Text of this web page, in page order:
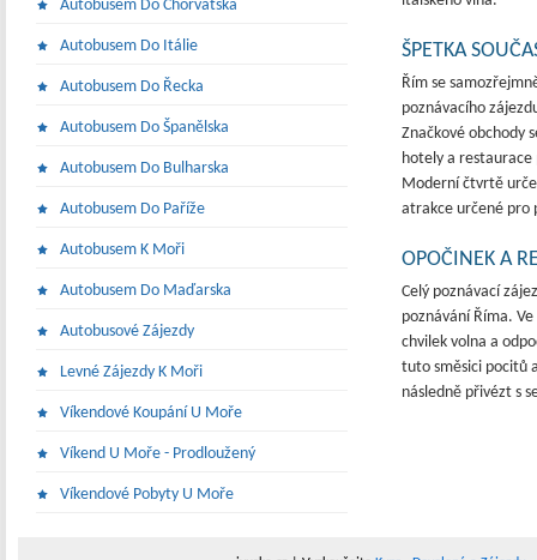
Autobusem Do Chorvatska
Autobusem Do Itálie
Autobusem Do Řecka
Autobusem Do Španělska
Autobusem Do Bulharska
Autobusem Do Paříže
Autobusem K Moři
Autobusem Do Maďarska
Autobusové Zájezdy
Levné Zájezdy K Moři
Víkendové Koupání U Moře
Víkend U Moře - Prodloužený
Víkendové Pobyty U Moře
ŠPETKA
Řím se
poznávacího
Značkové obchody
hotely a restaurace
Moderní čtvrtě
atrakce určené pro
OPOČINEK A
Celý poznávací
poznávání Říma.
chvilek volna a
tuto směsici pocitů
následně přivézt s